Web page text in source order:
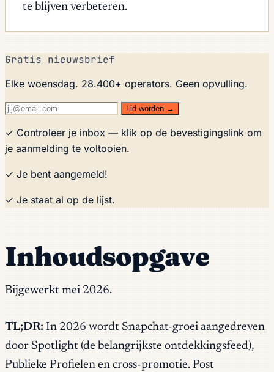
te blijven verbeteren.
Gratis nieuwsbrief
Elke woensdag. 28.400+ operators. Geen opvulling.
Lid worden →
✓ Controleer je inbox — klik op de bevestigingslink om
je aanmelding te voltooien.
✓ Je bent aangemeld!
✓ Je staat al op de lijst.
Inhoudsopgave
Bijgewerkt mei 2026.
TL;DR: In 2026 wordt Snapchat-groei aangedreven
door Spotlight (de belangrijkste ontdekkingsfeed),
Publieke Profielen en cross-promotie. Post